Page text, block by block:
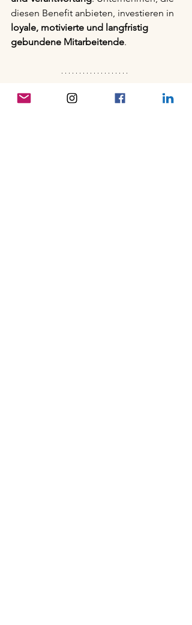
diesen Benefit anbieten, investieren in
loyale, motivierte und langfristig
gebundene Mitarbeitende.
Für eine intensive Beratung melde dich